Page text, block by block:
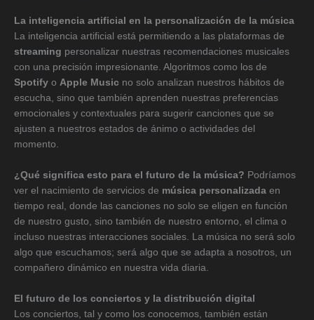
La inteligencia artificial en la personalización de la música
La inteligencia artificial está permitiendo a las plataformas de
streaming personalizar nuestras recomendaciones musicales
con una precisión impresionante. Algoritmos como los de
Spotify o Apple Music no solo analizan nuestros hábitos de
escucha, sino que también aprenden nuestras preferencias
emocionales y contextuales para sugerir canciones que se
ajusten a nuestros estados de ánimo o actividades del
momento.
¿Qué significa esto para el futuro de la música? Podríamos
ver el nacimiento de servicios de música personalizada en
tiempo real, donde las canciones no solo se eligen en función
de nuestro gusto, sino también de nuestro entorno, el clima o
incluso nuestras interacciones sociales. La música no será solo
algo que escuchamos; será algo que se adapta a nosotros, un
compañero dinámico en nuestra vida diaria.
El futuro de los conciertos y la distribución digital
Los conciertos, tal y como los conocemos, también están